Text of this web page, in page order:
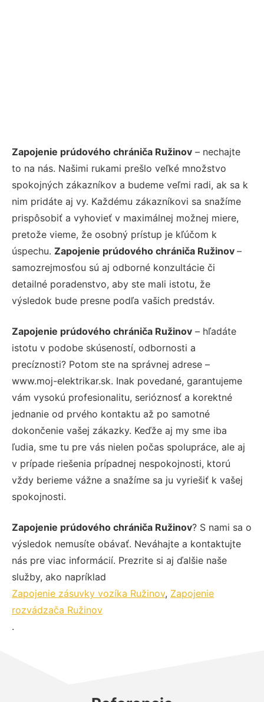
Zapojenie prúdového chrániča Ružinov – nechajte
to na nás. Našimi rukami prešlo veľké množstvo
spokojných zákazníkov a budeme veľmi radi, ak sa k
nim pridáte aj vy. Každému zákazníkovi sa snažíme
prispôsobiť a vyhovieť v maximálnej možnej miere,
pretože vieme, že osobný prístup je kľúčom k
úspechu. Zapojenie prúdového chrániča Ružinov –
samozrejmosťou sú aj odborné konzultácie či
detailné poradenstvo, aby ste mali istotu, že
výsledok bude presne podľa vašich predstáv.
Zapojenie prúdového chrániča Ružinov – hľadáte
istotu v podobe skúseností, odbornosti a
precíznosti? Potom ste na správnej adrese –
www.moj-elektrikar.sk. Inak povedané, garantujeme
vám vysokú profesionalitu, serióznosť a korektné
jednanie od prvého kontaktu až po samotné
dokončenie vašej zákazky. Keďže aj my sme iba
ľudia, sme tu pre vás nielen počas spolupráce, ale aj
v prípade riešenia prípadnej nespokojnosti, ktorú
vždy berieme vážne a snažíme sa ju vyriešiť k vašej
spokojnosti.
Zapojenie prúdového chrániča Ružinov? S nami sa o
výsledok nemusíte obávať. Neváhajte a kontaktujte
nás pre viac informácií. Prezrite si aj ďalšie naše
služby, ako napríklad
Zapojenie zásuvky vozíka Ružinov, Zapojenie
rozvádzača Ružinov
.